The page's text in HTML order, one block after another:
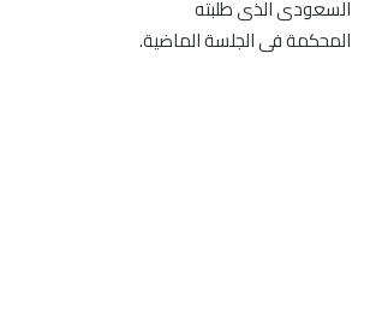
السعودى الذى طلبته
المحكمة فى الجلسة الماضية.